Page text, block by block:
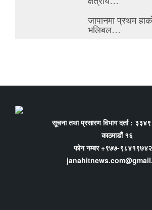
जापानमा प्रथम
भलिबल…
सूचना तथा प्रसारण विभाग दर्ता :
काठमाडौं १६
फोन नम्बर +९७७-